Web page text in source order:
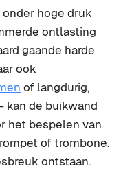
hoge druk
ontlasting
gaande harde
ook
of langdurig,
kan de buikwand
het bespelen van
of trombone.
ontstaan.